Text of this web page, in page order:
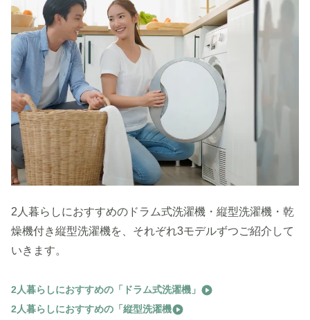
2人暮らしにおすすめのドラム式洗濯機・縦型洗濯機・乾
燥機付き縦型洗濯機を、それぞれ3モデルずつご紹介して
いきます。
2人暮らしにおすすめの「ドラム式洗濯機」
2人暮らしにおすすめの「縦型洗濯機